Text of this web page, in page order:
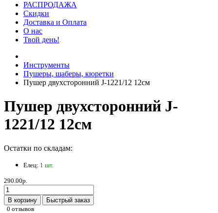
РАСПРОДАЖА
Скидки
Доставка и Оплата
О нас
Твой день!
Инструменты
Пушеры, шаберы, кюретки
Пушер двухсторонний J-1221/12 12см
Пушер двухсторонний J-
1221/12 12см
Остатки по складам:
Елец: 1 шт.
290.00р.
В корзину
Быстрый заказ
0 отзывов